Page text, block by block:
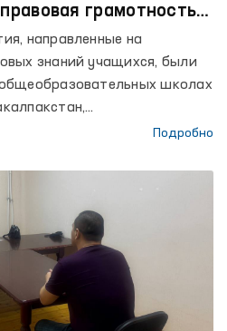
грамотность
направленные на
знаний учащихся, были
школах
Ташкентской, Хорезмской,
проведённых
Омбудсмана
участие более 800
Подробно